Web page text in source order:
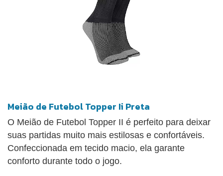
Meião de Futebol Topper Ii Preta
O Meião de Futebol Topper II é perfeito para deixar
suas partidas muito mais estilosas e confortáveis.
Confeccionada em tecido macio, ela garante
conforto durante todo o jogo.